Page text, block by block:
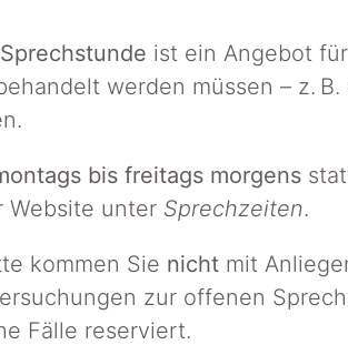
ist ein Angebot
werden müssen – z.
bis freitags morgens
Website unter Sprechzeiten.
kommen Sie nichtmit
zur offenen
Fälle reserviert.